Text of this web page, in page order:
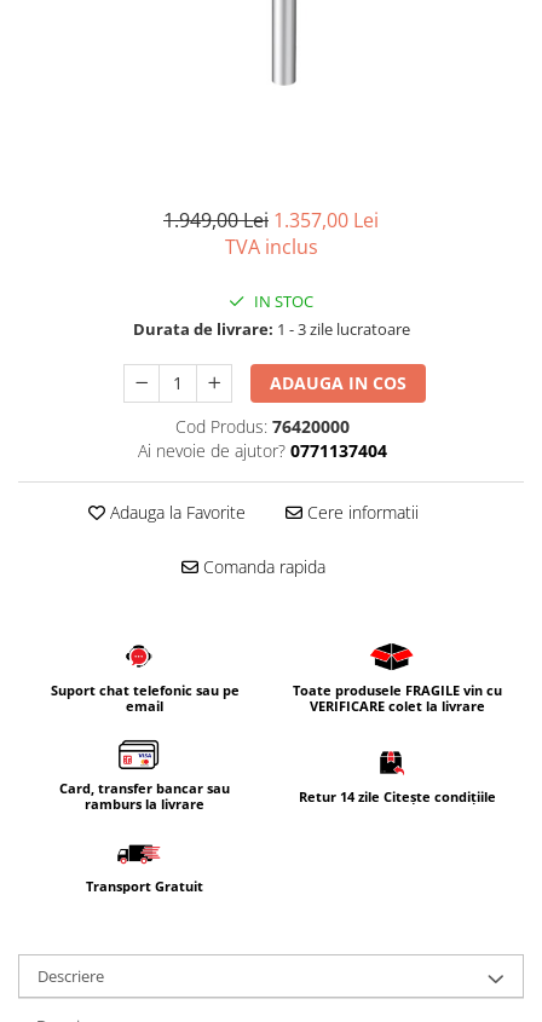
Rezervoare aparente
Rame instalare
Mobilier Baie
Seturi de mobilier si lavoar
Corpuri iluminat
Dulapuri de baie
Rafturi incastrate
Accesorii pentru mobila
Baterii baie
Baterii dus
Baterii bideu si dus igienic
Cazi baie
1.949,00 Lei 1.357,00 Lei
TVA inclus
IN STOC
Durata de livrare: 1 - 3 zile lucratoare
ADAUGA IN COS
Cod Produs: 76420000
Ai nevoie de ajutor? 0771137404
Adauga la Favorite Cere informatii
Comanda rapida
Suport chat telefonic sau pe
email
Toate produsele FRAGILE vin cu
VERIFICARE colet la livrare
Card, transfer bancar sau
ramburs la livrare
Retur 14 zile Citește condițiile
Transport Gratuit
Descriere